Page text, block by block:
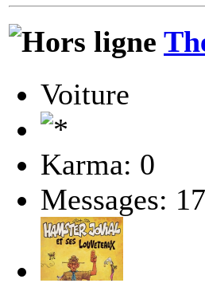
Voiture
Karma: 0
Messages: